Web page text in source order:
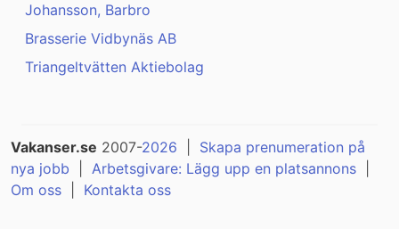
Johansson, Barbro
Brasserie Vidbynäs AB
Triangeltvätten Aktiebolag
Vakanser.se 2007-2026
Skapa prenumeration på
nya jobb
Arbetsgivare: Lägg upp en platsannons
Om oss
Kontakta oss